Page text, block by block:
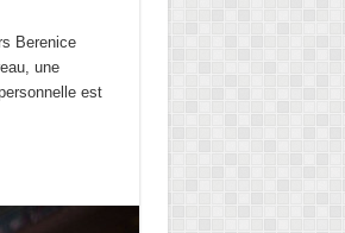
Berenice
une
est